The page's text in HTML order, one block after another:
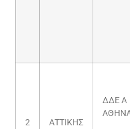
2 ΑΤΤΙΚΗΣ
ΔΔΕ Α